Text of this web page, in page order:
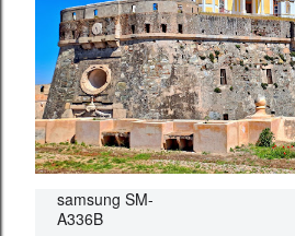
samsung SM-
A336B